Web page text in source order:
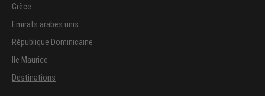
Grèce
Emirats arabes unis
République Dominicaine
Ile Maurice
Destinations